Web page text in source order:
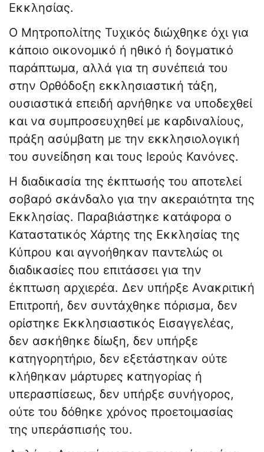
Εκκλησίας.
Ο Μητροπολίτης Τυχικός διώχθηκε όχι για
κάποιο οικονομικό ή ηθικό ή δογματικό
παράπτωμα, αλλά για τη συνέπειά του
στην Ορθόδοξη εκκλησιαστική τάξη,
ουσιαστικά επειδή αρνήθηκε να υποδεχθεί
και να συμπροσευχηθεί με καρδιναλίους,
πράξη ασύμβατη με την εκκλησιολογική
του συνείδηση και τους Ιερούς Κανόνες.
Η διαδικασία της έκπτωσής του αποτελεί
σοβαρό σκάνδαλο για την ακεραιότητα της
Εκκλησίας. Παραβιάστηκε κατάφορα ο
Καταστατικός Χάρτης της Εκκλησίας της
Κύπρου και αγνοήθηκαν παντελώς οι
διαδικασίες που επιτάσσει για την
έκπτωση αρχιερέα. Δεν υπήρξε Ανακριτική
Επιτροπή, δεν συντάχθηκε πόρισμα, δεν
ορίστηκε Εκκλησιαστικός Εισαγγελέας,
δεν ασκήθηκε δίωξη, δεν υπήρξε
κατηγορητήριο, δεν εξετάστηκαν ούτε
κλήθηκαν μάρτυρες κατηγορίας ή
υπερασπίσεως, δεν υπήρξε συνήγορος,
ούτε του δόθηκε χρόνος προετοιμασίας
της υπεράσπισής του.